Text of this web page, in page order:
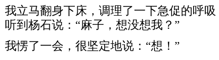
我立马翻身下床，调理了一下急促的呼
听到杨石说：“麻子，想没想我？”
我愣了一会，很坚定地说：“想！”